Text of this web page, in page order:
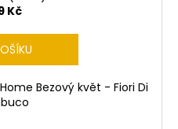
Kč
Bezový květ - Fiori Di